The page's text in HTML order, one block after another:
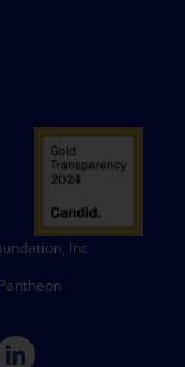
Inc